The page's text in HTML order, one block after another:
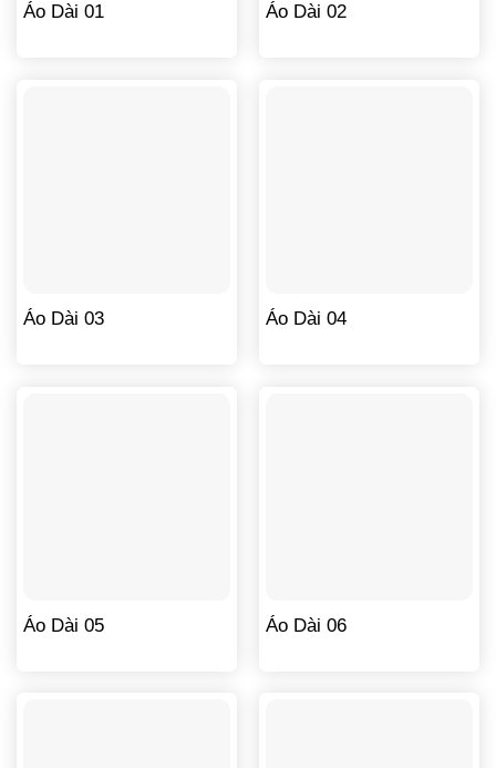
Áo Dài 01 Áo Dài 02
Áo Dài 03 Áo Dài 04
Áo Dài 05 Áo Dài 06